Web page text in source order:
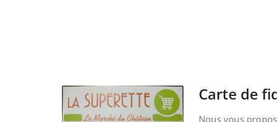
Carte de
Nous vous